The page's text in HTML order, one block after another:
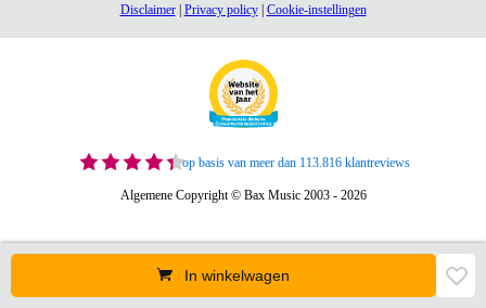
In winkelwagen
Disclaimer| Privacy policy| Cookie-instellingen
op basis van meer dan 113.816 klantreviews
Algemene Copyright © Bax Music 2003 - 2026